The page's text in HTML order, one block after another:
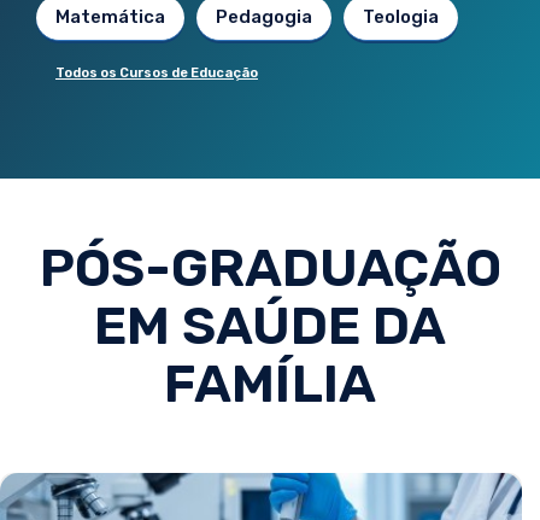
Matemática Pedagogia Teologia
Todos os Cursos de Educação
PÓS-GRADUAÇÃO
EM SAÚDE DA
FAMÍLIA